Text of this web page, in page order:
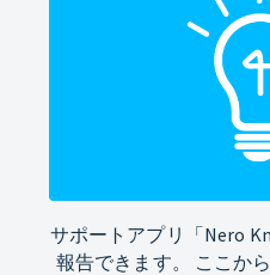
サポートアプリ「Nero
報告できます。 ここか